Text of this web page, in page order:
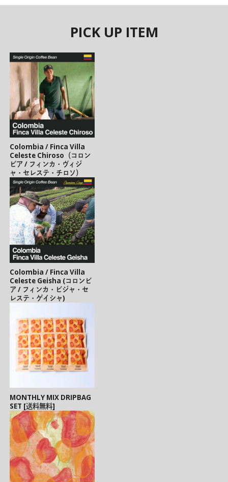
PICK UP ITEM
Colombia / Finca Villa
Celeste Chiroso（コロン
ビア / フィンカ・ヴィジ
ャ・セレステ・チロソ）
Colombia / Finca Villa
Celeste Geisha (コロンビ
ア / フィンカ・ビジャ・セ
レステ・ゲイシャ)
MONTHLY MIX DRIPBAG
SET [送料無料]